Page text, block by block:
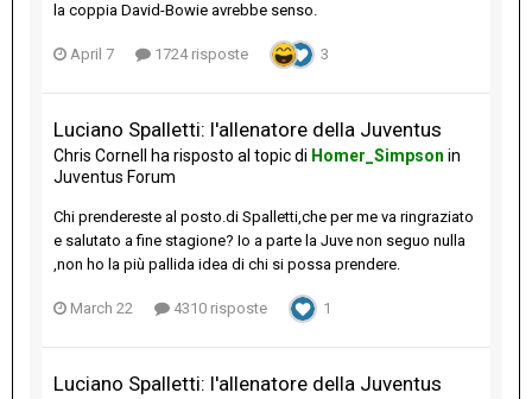
la coppia David-Bowie avrebbe senso.
April 7 1724 risposte 3
Luciano Spalletti: l'allenatore della Juventus
Chris Cornell ha risposto al topic di Homer_Simpson in
Juventus Forum
Chi prendereste al posto.di Spalletti,che per me va ringraziato
e salutato a fine stagione? Io a parte la Juve non seguo nulla
,non ho la più pallida idea di chi si possa prendere.
March 22 4310 risposte 1
Luciano Spalletti: l'allenatore della Juventus